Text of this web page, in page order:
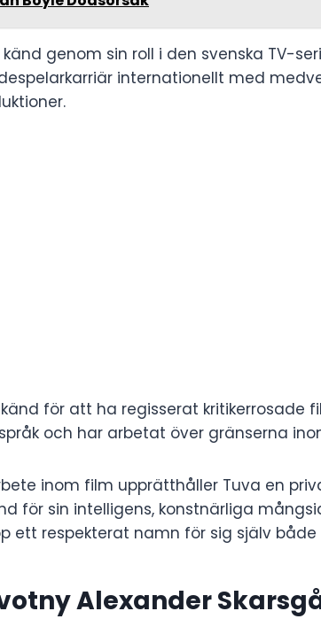
genom sin roll i den svenska TV-
internationellt med
för att ha regisserat kritikerrosade
och har arbetat över gränserna
inom film upprätthåller Tuva en
för sin intelligens, konstnärliga
ett respekterat namn för sig själv
Alexander